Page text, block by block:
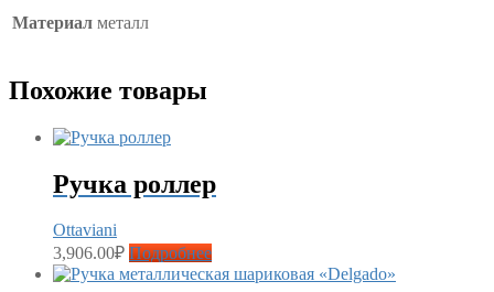
Материал металл
Похожие товары
Ручка роллер
Ottaviani
3,906.00₽ Подробнее